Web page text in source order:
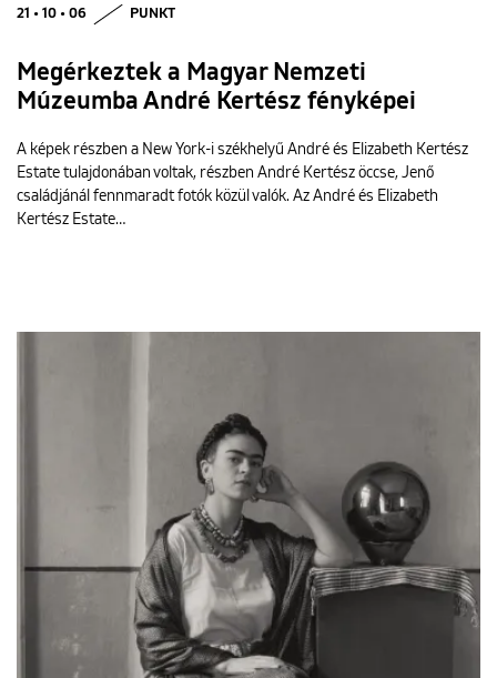
21 • 10 • 06 PUNKT
Megérkeztek a Magyar Nemzeti
Múzeumba André Kertész fényképei
A képek részben a New York-i székhelyű André és Elizabeth Kertész
Estate tulajdonában voltak, részben André Kertész öccse, Jenő
családjánál fennmaradt fotók közül valók. Az André és Elizabeth
Kertész Estate…